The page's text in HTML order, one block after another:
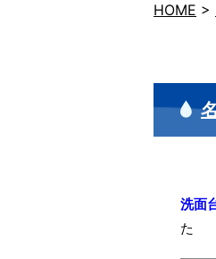
HOME >
洗面
た